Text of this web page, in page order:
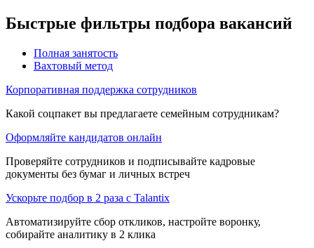
Быстрые фильтры подбора вакансий
Полная занятость
Вахтовый метод
Корпоративная поддержка сотрудников
Какой соцпакет вы предлагаете семейным сотрудникам?
Оформляйте кандидатов онлайн
Проверяйте сотрудников и подписывайте кадровые
документы без бумаг и личных встреч
Ускорьте подбор в 2 раза с Talantix
Автоматизируйте сбор откликов, настройте воронку,
собирайте аналитику в 2 клика